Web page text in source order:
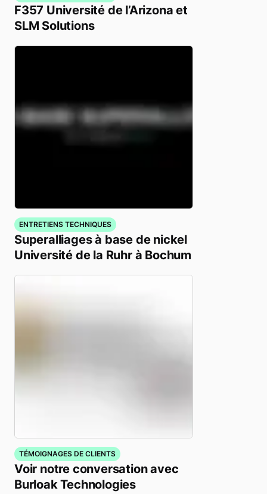
F357 Université de l’Arizona et
SLM Solutions
ENTRETIENS TECHNIQUES
Superalliages à base de nickel
Université de la Ruhr à Bochum
TÉMOIGNAGES DE CLIENTS
Voir notre conversation avec
Burloak Technologies